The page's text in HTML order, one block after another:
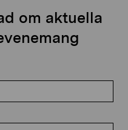
om aktuella